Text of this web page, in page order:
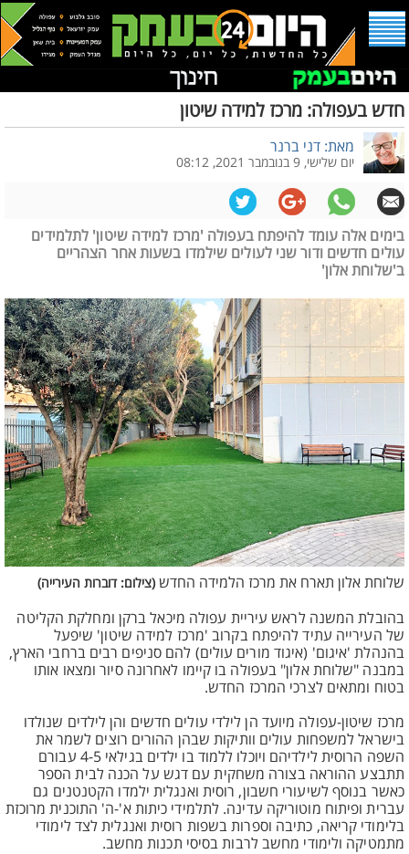
חדש בעפולה: מרכז למידה שיטון
מאת: דני ברנר
יום שלישי, 9 בנובמבר 2021, 08:12
בימים אלה עומד להיפתח בעפולה 'מרכז למידה שיטון' לתלמידים
עולים חדשים ודור שני לעולים שילמדו בשעות אחר הצהריים
ב'שלוחת אלון'
שלוחת אלון תארח את מרכז הלמידה החדש (צילום: דוברות העירייה)
בהובלת המשנה לראש עיריית עפולה מיכאל ברקן ומחלקת הקליטה
של העירייה עתיד להיפתח בקרוב 'מרכז למידה שיטון' שיפעל
בהנהלת 'איגום' (איגוד מורים עולים) להם סניפים רבים ברחבי הארץ,
במבנה "שלוחת אלון" בעפולה בו קיימו לאחרונה סיור ומצאו אותו
בטוח ומתאים לצרכי המרכז החדש.
מרכז שיטון-עפולה מיועד הן לילדי עולים חדשים והן לילדים שנולדו
בישראל למשפחות עולים וותיקות שבהן ההורים רוצים לשמר את
השפה הרוסית לילדיהם ויוכלו ללמוד בו ילדים בגילאי 4-5 עבורם
תתבצע ההוראה בצורה משחקית עם דגש על הכנה לבית הספר
כאשר בנוסף לשיעורי חשבון, רוסית ואנגלית ילמדו הקטנטנים גם
עברית ופיתוח מוטוריקה עדינה. לתלמידי כיתות א'-ה' התוכנית מרוכזת
בלימודי קריאה, כתיבה וספרות בשפות רוסית ואנגלית לצד לימודי
מתמטיקה ולימודי מחשב לרבות בסיסי תכנות מחשב.